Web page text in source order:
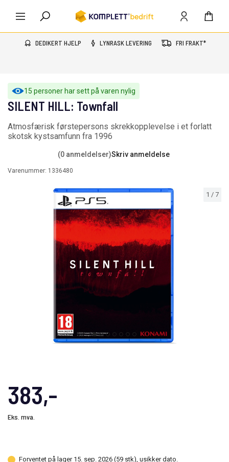
DEDIKERT HJELP LYNRASK LEVERING FRI FRAKT*
15 personer har sett på varen nylig
1 / 7
SILENT HILL: Townfall
Atmosfærisk førstepersons skrekkopplevelse i et forlatt
skotsk kystsamfunn fra 1996
(0 anmeldelser)Skriv anmeldelse
Varenummer: 1336480
383,-
Eks. mva.
Forventet på lager 15. sep. 2026 (59 stk), usikker dato.